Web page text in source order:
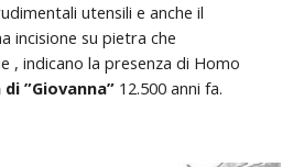
utensili e anche il
incisione su pietra che
, indicano la presenza di Homo
di ”Giovanna” 12.500 anni fa.